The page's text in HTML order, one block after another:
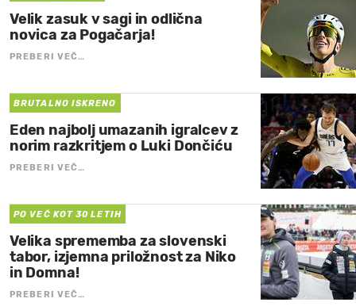
Velik zasuk v sagi in odlična
novica za Pogačarja!
PREBERI VEČ…
BRUTALNO ISKRENO
Eden najbolj umazanih igralcev z
norim razkritjem o Luki Dončiću
PREBERI VEČ…
PO VEČ KOT 30 LETIH
Velika sprememba za slovenski
tabor, izjemna priložnost za Niko
in Domna!
PREBERI VEČ…